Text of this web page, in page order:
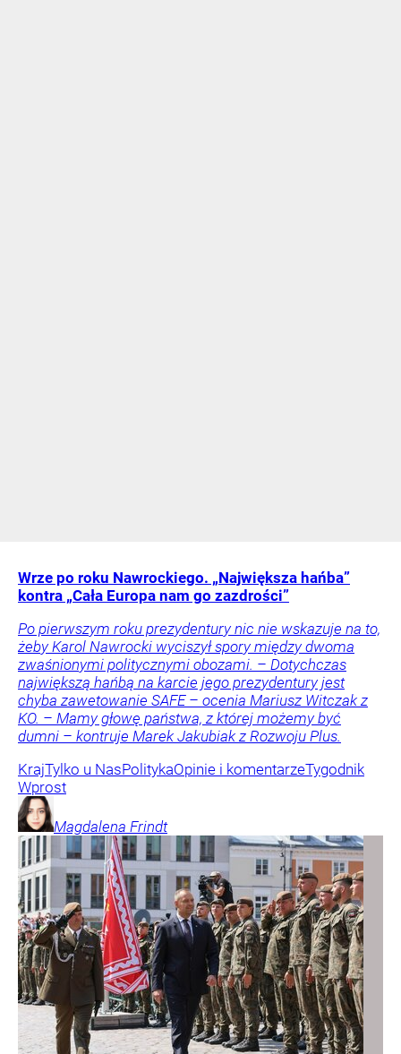
Wrze po roku Nawrockiego. „Największa hańba”
kontra „Cała Europa nam go zazdrości”
Po pierwszym roku prezydentury nic nie wskazuje na to,
żeby Karol Nawrocki wyciszył spory między dwoma
zwaśnionymi politycznymi obozami. – Dotychczas
największą hańbą na karcie jego prezydentury jest
chyba zawetowanie SAFE – ocenia Mariusz Witczak z
KO. – Mamy głowę państwa, z której możemy być
dumni – kontruje Marek Jakubiak z Rozwoju Plus.
KrajTylko u NasPolitykaOpinie i komentarzeTygodnik
Wprost
Magdalena Frindt